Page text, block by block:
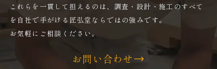
これらを一貫して担えるのは、調査・設計・施工のすべて
を自社で手がける匠弘堂ならではの強みです。
お気軽にご相談ください。
お問い合わせ